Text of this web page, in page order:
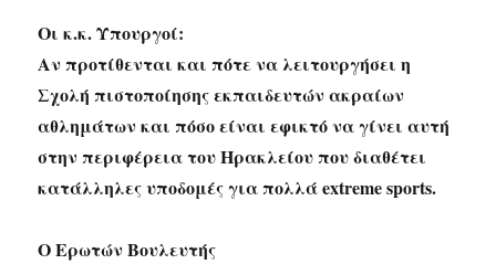
Οι κ.κ. Υπουργοί:
Αν προτίθενται και πότε να λειτουργήσει η
Σχολή πιστοποίησης εκπαιδευτών ακραίων
αθλημάτων και πόσο είναι εφικτό να γίνει αυτή
στην περιφέρεια του Ηρακλείου που διαθέτει
κατάλληλες υποδομές για πολλά extreme sports.
Ο Ερωτών Βουλευτής